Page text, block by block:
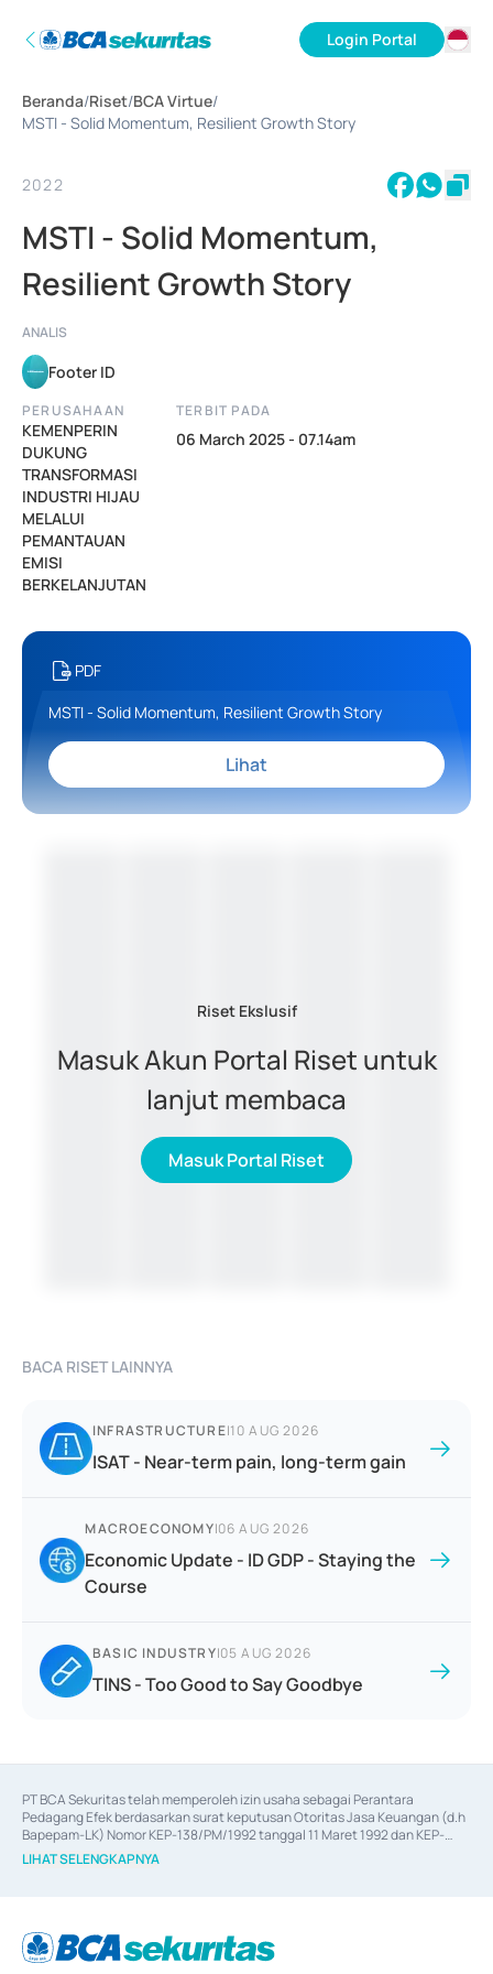
Login Portal
Beranda/Riset/BCA Virtue/
MSTI - Solid Momentum, Resilient Growth Story
2022
MSTI - Solid Momentum,
Resilient Growth Story
ANALIS
Footer ID
PERUSAHAAN
KEMENPERIN
DUKUNG
TRANSFORMASI
INDUSTRI HIJAU
MELALUI
PEMANTAUAN
EMISI
BERKELANJUTAN
TERBIT PADA
06 March 2025 - 07.14am
PDF
MSTI - Solid Momentum, Resilient Growth Story
Lihat
Riset Ekslusif
Masuk Akun Portal Riset untuk
lanjut membaca
Masuk Portal Riset
BACA RISET LAINNYA
INFRASTRUCTURE|10 AUG 2026
ISAT - Near-term pain, long-term gain
MACROECONOMY|06 AUG 2026
Economic Update - ID GDP - Staying the
Course
BASIC INDUSTRY|05 AUG 2026
TINS - Too Good to Say Goodbye
PT BCA Sekuritas telah memperoleh izin usaha sebagai Perantara
Pedagang Efek berdasarkan surat keputusan Otoritas Jasa Keuangan (d.h
Bapepam-LK) Nomor KEP-138/PM/1992 tanggal 11 Maret 1992 dan KEP-
06/D.04/2014 tanggal 28 Februari 2014, izin usaha sebagai Penjamin Emisi
Efek berdasarkan surat keputusan Otoritas Jasa Keuangan Nomor KEP-
berdasarkan surat keputusan Otoritas Jasa Keuangan Nomor S-
67/PM.21/2017 tanggal 3 Februari 2017, dan beberapa izin usaha lainnya
LIHAT SELENGKAPNYA